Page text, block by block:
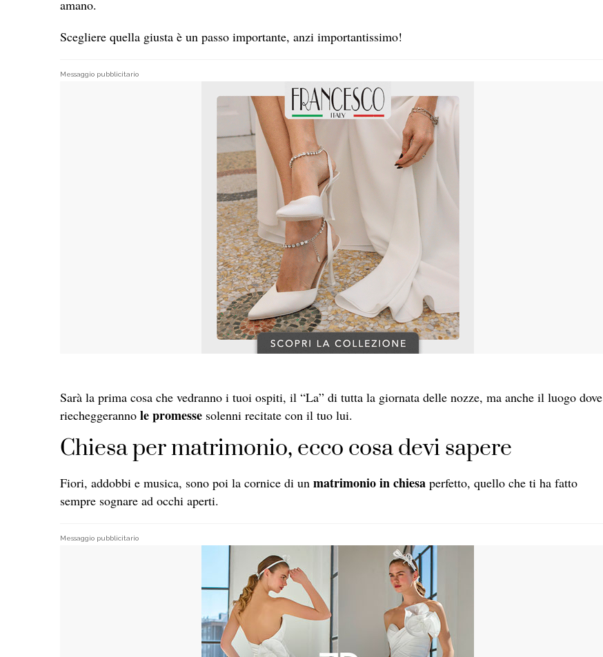
amano.
Scegliere quella giusta è un passo importante, anzi importantissimo!
Messaggio pubblicitario
Sarà la prima cosa che vedranno i tuoi ospiti, il “La” di tutta la giornata delle nozze, ma anche il luogo dove
riecheggeranno le promesse solenni recitate con il tuo lui.
Chiesa per matrimonio, ecco cosa devi sapere
Fiori, addobbi e musica, sono poi la cornice di un matrimonio in chiesa perfetto, quello che ti ha fatto
sempre sognare ad occhi aperti.
Messaggio pubblicitario